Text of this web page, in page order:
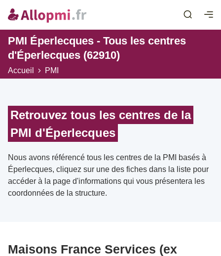
PMI Éperlecques - Tous les centres
d'Éperlecques (62910)
Accueil PMI
Retrouvez tous les centres de la
PMI d'Éperlecques
Nous avons référencé tous les centres de la PMI basés à
Éperlecques, cliquez sur une des fiches dans la liste pour
accéder à la page d'informations qui vous présentera les
coordonnées de la structure.
Maisons France Services (ex